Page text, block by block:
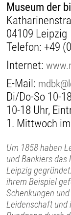
Museum der
04109 Leipzig
Telefon: +49
Internet:
E-Mail:
Di/Do-So 10-
10-18 Uhr,
1. Mittwoch
Um 1858 haben
und Bankiers das
Leipzig
ihrem Beispiel
Schenkungen
Leidenschaft und